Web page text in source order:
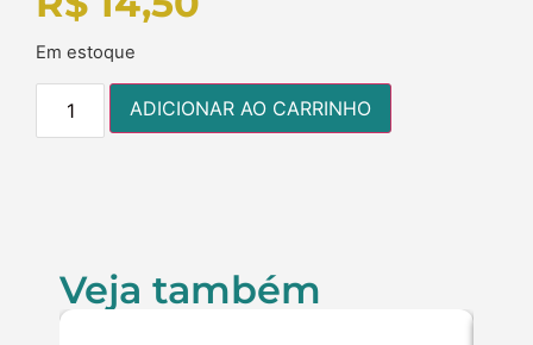
Em estoque
ADICIONAR AO CARRINHO
Veja também